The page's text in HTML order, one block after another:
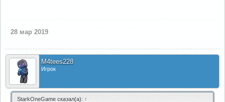
28 мар 2019
M4tees228
Игрок
StarkOneGame сказал(а): ↑